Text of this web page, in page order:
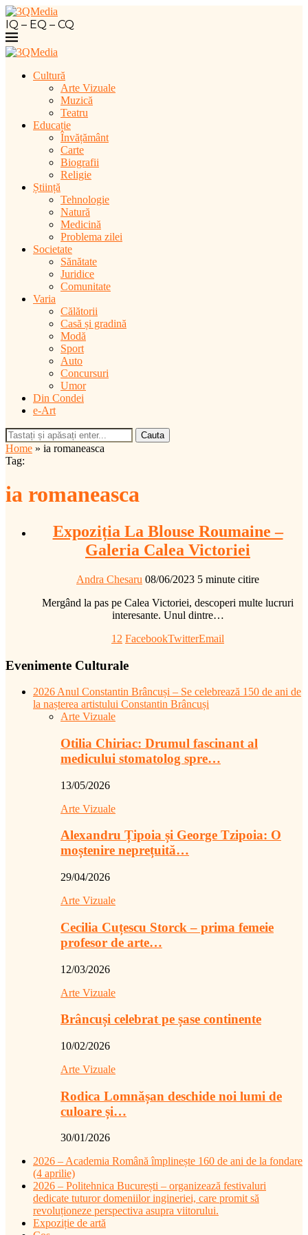
IQ – EQ – CQ
Cultură
Arte Vizuale
Muzică
Teatru
Educație
Învățământ
Carte
Biografii
Religie
Știință
Tehnologie
Natură
Medicină
Problema zilei
Societate
Sănătate
Juridice
Comunitate
Varia
Călătorii
Casă și gradină
Modă
Sport
Auto
Concursuri
Umor
Din Condei
e-Art
Cauta
Home » ia romaneasca
Tag:
ia romaneasca
Expoziția La Blouse Roumaine –
Galeria Calea Victoriei
Andra Chesaru 08/06/2023 5 minute citire
Mergând la pas pe Calea Victoriei, descoperi multe lucruri
interesante. Unul dintre…
12 FacebookTwitterEmail
Evenimente Culturale
2026 Anul Constantin Brâncuși – Se celebrează 150 de ani de
la nașterea artistului Constantin Brâncuși
Arte Vizuale
Otilia Chiriac: Drumul fascinant al
medicului stomatolog spre…
13/05/2026
Arte Vizuale
Alexandru Țipoia și George Tzipoia: O
moștenire neprețuită…
29/04/2026
Arte Vizuale
Cecilia Cuțescu Storck – prima femeie
profesor de arte…
12/03/2026
Arte Vizuale
Brâncuși celebrat pe șase continente
10/02/2026
Arte Vizuale
Rodica Lomnășan deschide noi lumi de
culoare și…
30/01/2026
2026 – Academia Română împlinește 160 de ani de la fondare
(4 aprilie)
2026 – Politehnica București – organizează festivaluri
dedicate tuturor domeniilor ingineriei, care promit să
revoluționeze perspectiva asupra viitorului.
Expoziție de artă